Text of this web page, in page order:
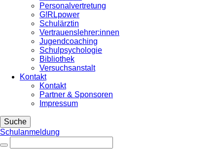
Personalvertretung
G!RLpower
Schulärztin
Vertrauenslehrer:innen
Jugendcoaching
Schulpsychologie
Bibliothek
Versuchsanstalt
Kontakt
Kontakt
Partner & Sponsoren
Impressum
Suche
Schulanmeldung